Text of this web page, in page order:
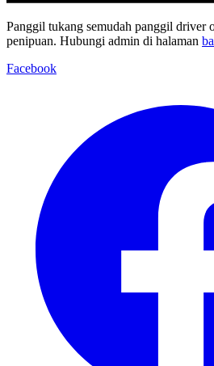
Panggil tukang semudah panggil driver
penipuan. Hubungi admin di halaman
Facebook